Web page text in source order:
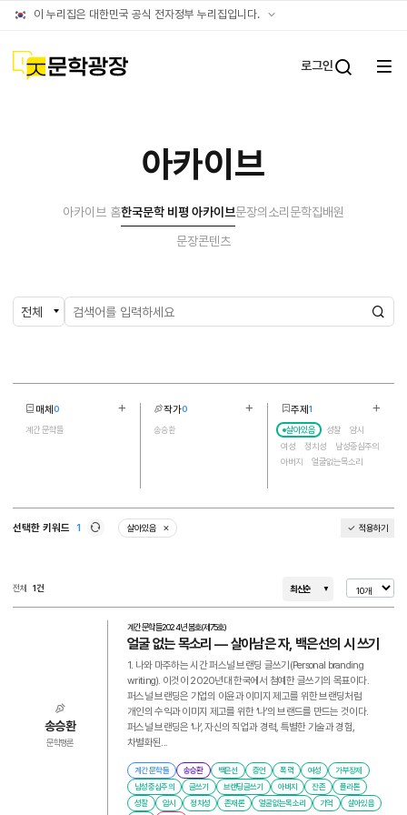
이 누리집은 대한민국 공식 전자정부 누리집입니다. 공식
문학광장 로그인
전체
아카이브
아카이브 홈한국문학 비평 아카이브문장의소리 문학집배원
문장콘텐츠
매체0
계간 문학들
작가0
송승환
주제1
살아있음 성찰
암시
여성
정치성
남성중심주의
아버지
얼굴없는목소리
기억
존재론
저항
선택한 키워드 1
살아있음
삭제
적용하기
전체 1건 최신순
송승환
문학평론
계간 문학들2024년 봄호(제75호)
얼굴 없는 목소리 ― 살아남은 자, 백은선의 시 쓰기
1. 나와 마주하는 시간 퍼스널 브랜딩 글쓰기(Personal branding
writing). 이것이 2020년대 한국에서 첨예한 글쓰기의 목표이다.
퍼스널 브랜딩은 기업의 이윤과 이미지 제고를 위한 브랜딩처럼
개인의 수익과 이미지 제고를 위한 ‘나’의 브랜드를 만드는 것이다.
퍼스널 브랜딩은 ‘나’, 자신의 직업과 경력, 특별한 기술과 경험,
차별화된...
계간 문학들 송승환 백은선 증언 폭력 여성
가부장제
남성중심주의
글쓰기 브랜딩글쓰기 아버지 잔존
플라톤
성찰
암시 정치성 존재론 얼굴없는목소리 기억
살아있음